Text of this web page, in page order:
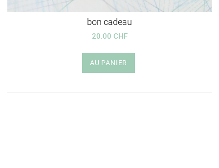
bon cadeau
20.00 CHF
AU PANIER